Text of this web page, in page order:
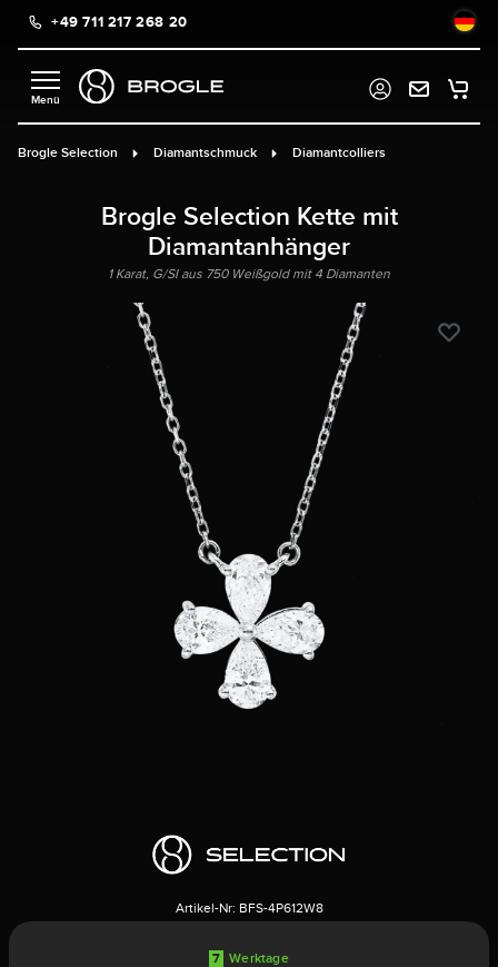
springen
+49 711 217 268 20
Brogle Selection Diamantschmuck Diamantcolliers
Brogle Selection Kette mit
Diamantanhänger
1 Karat, G/SI aus 750 Weißgold mit 4 Diamanten
Artikel-Nr: BFS-4P612W8
7 Werktage